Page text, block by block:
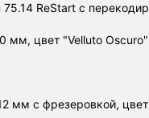
ReStart с
цвет "Velluto Oscuro"
мм с фрезеровкой,